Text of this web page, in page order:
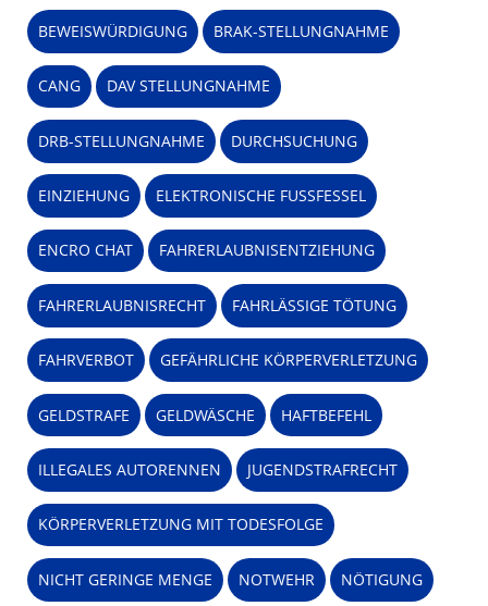
BEWEISWÜRDIGUNG BRAK-STELLUNGNAHME
CANG DAV STELLUNGNAHME
DRB-STELLUNGNAHME DURCHSUCHUNG
EINZIEHUNG ELEKTRONISCHE FUSSFESSEL
ENCRO CHAT FAHRERLAUBNISENTZIEHUNG
FAHRERLAUBNISRECHT FAHRLÄSSIGE TÖTUNG
FAHRVERBOT GEFÄHRLICHE KÖRPERVERLETZUNG
GELDSTRAFE GELDWÄSCHE HAFTBEFEHL
ILLEGALES AUTORENNEN JUGENDSTRAFRECHT
KÖRPERVERLETZUNG MIT TODESFOLGE
NICHT GERINGE MENGE NOTWEHR NÖTIGUNG